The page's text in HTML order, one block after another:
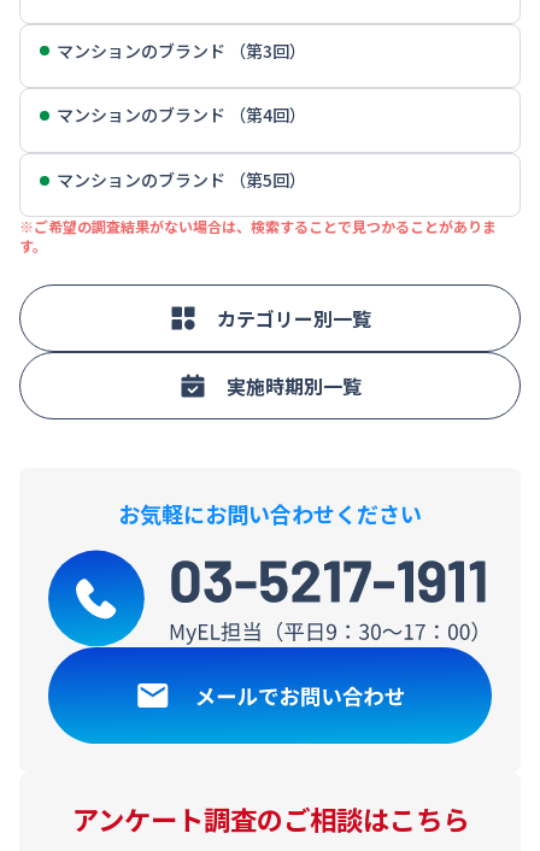
マンションのブランド （第3回）
マンションのブランド （第4回）
マンションのブランド （第5回）
※ご希望の調査結果がない場合は、検索することで見つかることがありま
す。
カテゴリー別一覧
実施時期別一覧
お気軽にお問い合わせください
アンケート調査のご相談はこちら